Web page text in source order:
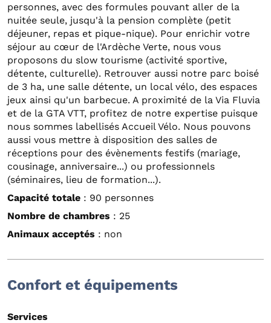
personnes, avec des formules pouvant aller de la
nuitée seule, jusqu'à la pension complète (petit
déjeuner, repas et pique-nique). Pour enrichir votre
séjour au cœur de l'Ardèche Verte, nous vous
proposons du slow tourisme (activité sportive,
détente, culturelle). Retrouver aussi notre parc boisé
de 3 ha, une salle détente, un local vélo, des espaces
jeux ainsi qu'un barbecue. A proximité de la Via Fluvia
et de la GTA VTT, profitez de notre expertise puisque
nous sommes labellisés Accueil Vélo. Nous pouvons
aussi vous mettre à disposition des salles de
réceptions pour des évènements festifs (mariage,
cousinage, anniversaire...) ou professionnels
(séminaires, lieu de formation...).
Capacité totale : 90 personnes
Nombre de chambres : 25
Animaux acceptés : non
Confort et équipements
Services